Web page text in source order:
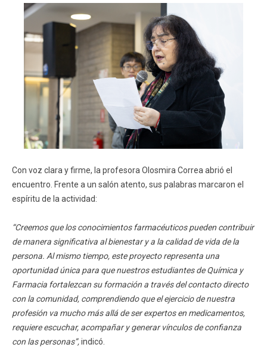
Con voz clara y firme, la profesora Olosmira Correa abrió el
encuentro. Frente a un salón atento, sus palabras marcaron el
espíritu de la actividad:
“Creemos que los conocimientos farmacéuticos pueden contribuir
de manera significativa al bienestar y a la calidad de vida de la
persona. Al mismo tiempo, este proyecto representa una
oportunidad única para que nuestros estudiantes de Química y
Farmacia fortalezcan su formación a través del contacto directo
con la comunidad, comprendiendo que el ejercicio de nuestra
profesión va mucho más allá de ser expertos en medicamentos,
requiere escuchar, acompañar y generar vínculos de confianza
con las personas”,indicó.